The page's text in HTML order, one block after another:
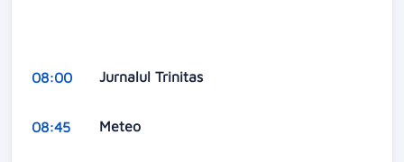
08:00 Jurnalul Trinitas
08:45 Meteo